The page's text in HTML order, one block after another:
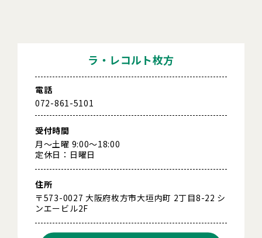
ラ・レコルト枚方
電話
072-861-5101
受付時間
月～土曜 9:00～18:00
定休日：日曜日
住所
〒573-0027 大阪府枚方市大垣内町 2丁目8-22 シ
ンエービル2F